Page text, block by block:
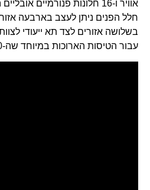
אוויר ו-16 חלונות פנורמיים
חלל הפנים ניתן לעצב בארבעה
בשלושה אזורים לצד תא ייעודי
עבור הטיסות הארוכות במיוחד שה-G800 מסוגל לבצע.